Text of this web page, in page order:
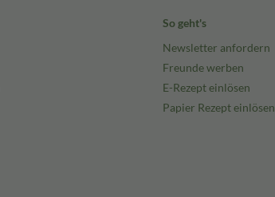
So geht's
Newsletter anfordern
Freunde werben
E-Rezept einlösen
Papier Rezept einlösen